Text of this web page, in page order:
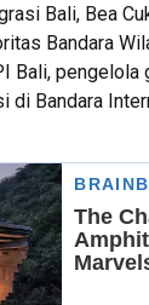
Bali, Bea
Bandara
Bali,
Bandara